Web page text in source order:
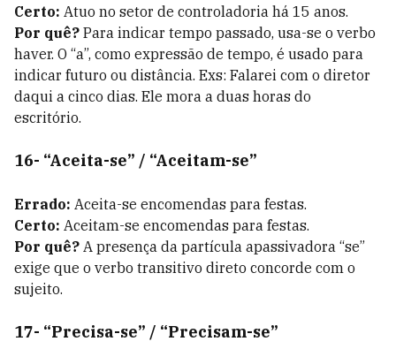
Certo: Atuo no setor de controladoria há 15 anos.
Por quê? Para indicar tempo passado, usa-se o verbo
haver. O “a”, como expressão de tempo, é usado para
indicar futuro ou distância. Exs: Falarei com o diretor
daqui a cinco dias. Ele mora a duas horas do
escritório.
16- “Aceita-se” / “Aceitam-se”
Errado: Aceita-se encomendas para festas.
Certo: Aceitam-se encomendas para festas.
Por quê? A presença da partícula apassivadora “se”
exige que o verbo transitivo direto concorde com o
sujeito.
17- “Precisa-se” / “Precisam-se”